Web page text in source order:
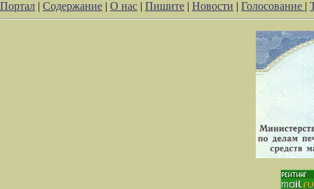
Портал | Содержание | О нас | Пишите | Новости | Голосование |